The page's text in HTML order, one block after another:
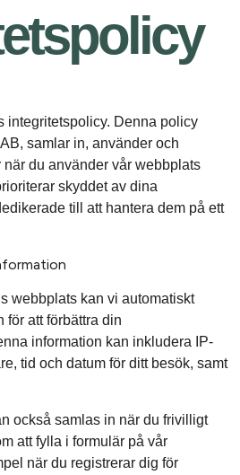
integritetspolicy. Denna policy
samlar in, använder och
du använder vår webbplats
skyddet av dina
till att hantera dem på ett
webbplats kan vi automatiskt
för att förbättra din
information kan inkludera IP-
tid och datum för ditt besök, samt
också samlas in när du frivilligt
att fylla i formulär på vår
när du registrerar dig för